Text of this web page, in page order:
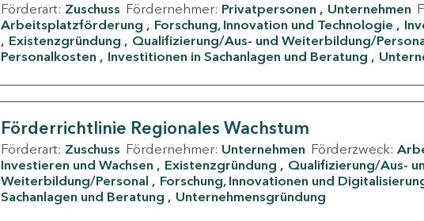
Förderart: Zuschuss Fördernehmer: Privatpersonen Unternehmen
Arbeitsplatzförderung
Forschung, Innovation und Technologie
Existenzgründung
Qualifizierung/Aus- und Weiterbildung/
Personalkosten
Investitionen in Sachanlagen und Beratung
Förderrichtlinie Regionales Wachstum
Förderart: Zuschuss Fördernehmer: Unternehmen Förderzweck:
Investieren und Wachsen
Existenzgründung
Qualifizierung/Aus-
Weiterbildung/Personal
Forschung, Innovationen und
Sachanlagen und Beratung
Unternehmensgründung